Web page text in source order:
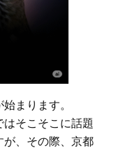
まります。
そこそこに話題
が、その際、京都